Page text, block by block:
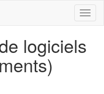
logiciels